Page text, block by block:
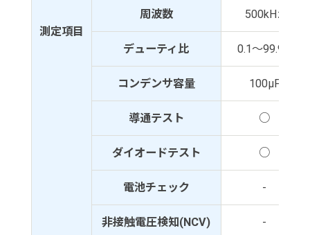
測定項目
周波数 500kHz
デューティ比 0.1～99.9%
コンデンサ容量 100μF
導通テスト ○
ダイオードテスト ○
電池チェック -
非接触電圧検知(NCV) -